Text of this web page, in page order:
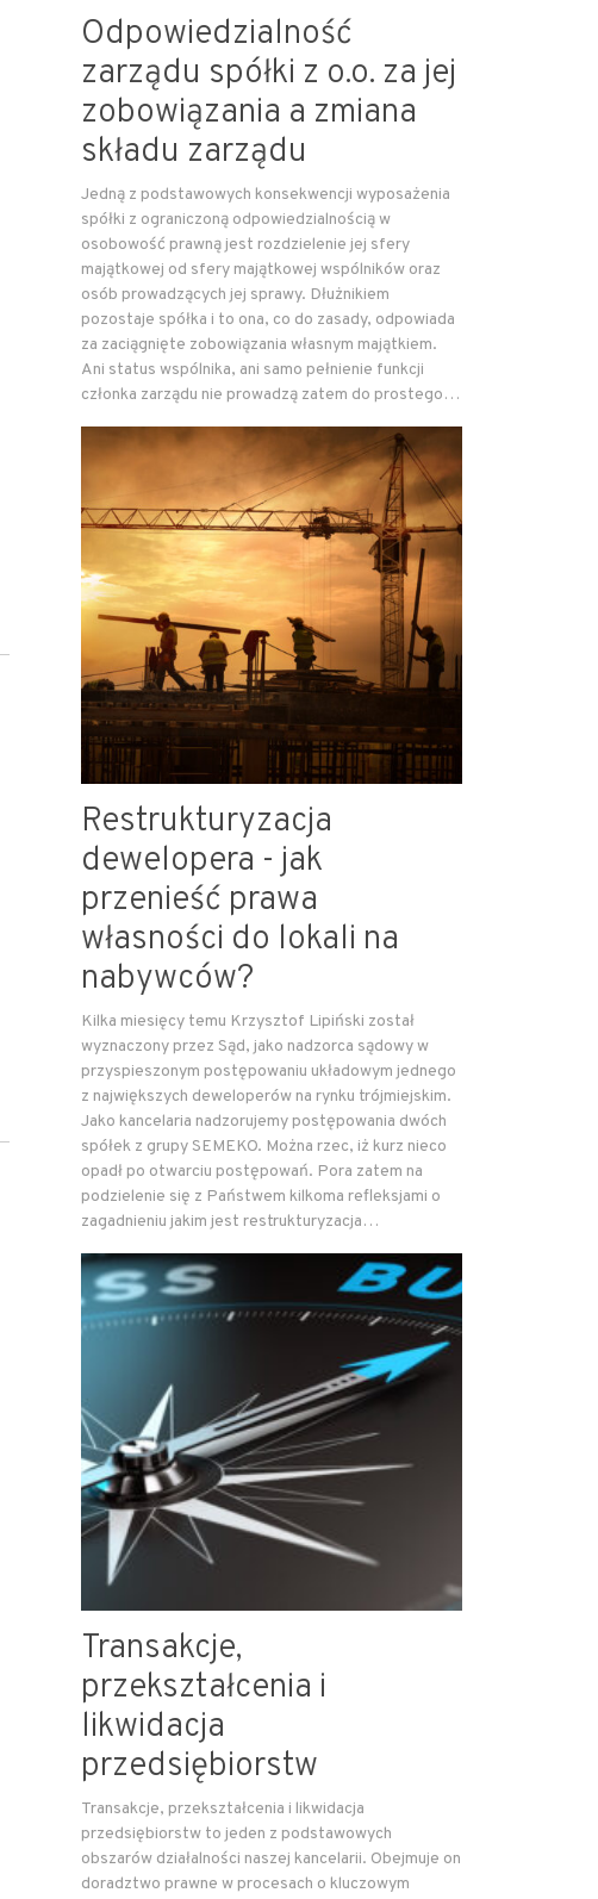
Odpowiedzialność
zarządu spółki z o.o. za jej
zobowiązania a zmiana
składu zarządu
Jedną z podstawowych konsekwencji wyposażenia
spółki z ograniczoną odpowiedzialnością w
osobowość prawną jest rozdzielenie jej sfery
majątkowej od sfery majątkowej wspólników oraz
osób prowadzących jej sprawy. Dłużnikiem
pozostaje spółka i to ona, co do zasady, odpowiada
za zaciągnięte zobowiązania własnym majątkiem.
Ani status wspólnika, ani samo pełnienie funkcji
członka zarządu nie prowadzą zatem do prostego…
Restrukturyzacja
dewelopera - jak
przenieść prawa
własności do lokali na
nabywców?
Kilka miesięcy temu Krzysztof Lipiński został
wyznaczony przez Sąd, jako nadzorca sądowy w
przyspieszonym postępowaniu układowym jednego
z największych deweloperów na rynku trójmiejskim.
Jako kancelaria nadzorujemy postępowania dwóch
spółek z grupy SEMEKO. Można rzec, iż kurz nieco
opadł po otwarciu postępowań. Pora zatem na
podzielenie się z Państwem kilkoma refleksjami o
zagadnieniu jakim jest restrukturyzacja…
Transakcje,
przekształcenia i
likwidacja
przedsiębiorstw
Transakcje, przekształcenia i likwidacja
przedsiębiorstw to jeden z podstawowych
obszarów działalności naszej kancelarii. Obejmuje on
doradztwo prawne w procesach o kluczowym